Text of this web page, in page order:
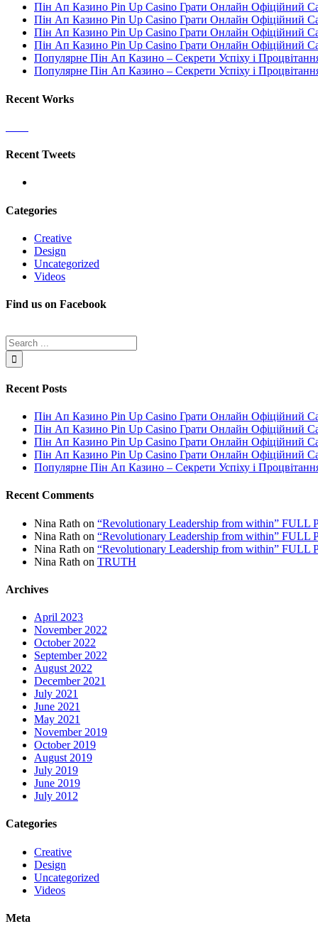
Пін Ап Казино Pin Up Casino Грати Онлайн Офіційний
Пін Ап Казино Pin Up Casino Грати Онлайн Офіційний
Пін Ап Казино Pin Up Casino Грати Онлайн Офіційний
Пін Ап Казино Pin Up Casino Грати Онлайн Офіційний
Популярне Пін Ап Казино – Секрети Успіху і
Популярне Пін Ап Казино – Секрети Успіху і
Recent Works
Recent Tweets
Categories
Creative
Design
Uncategorized
Videos
Find us on Facebook
Recent Posts
Пін Ап Казино Pin Up Casino Грати Онлайн Офіційний
Пін Ап Казино Pin Up Casino Грати Онлайн Офіційний
Пін Ап Казино Pin Up Casino Грати Онлайн Офіційний
Пін Ап Казино Pin Up Casino Грати Онлайн Офіційний
Популярне Пін Ап Казино – Секрети Успіху і
Recent Comments
Nina Rath on “Revolutionary Leadership from within” FULL
Nina Rath on “Revolutionary Leadership from within” FULL
Nina Rath on “Revolutionary Leadership from within” FULL
Nina Rath on TRUTH
Archives
April 2023
November 2022
October 2022
September 2022
August 2022
December 2021
July 2021
June 2021
May 2021
November 2019
October 2019
August 2019
July 2019
June 2019
July 2012
Categories
Creative
Design
Uncategorized
Videos
Meta